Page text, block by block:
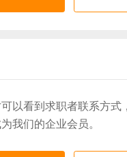
以看到求职者联系方式
我们的企业会员。